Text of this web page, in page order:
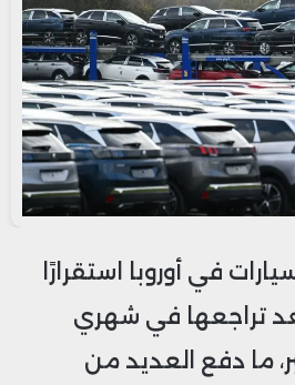
في أوروبا استقرارًا
تراجعها في شهري
ما دفع العديد من